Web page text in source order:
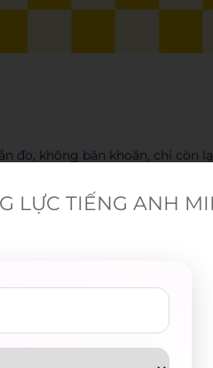
đo, không băn khoăn, chỉ còn
học mình mong muốn
học, người đi làm đều có thể
LỰC TIẾNG ANH